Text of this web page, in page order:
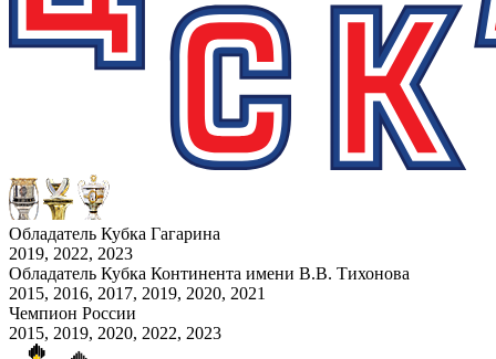
Обладатель Кубка Гагарина
2019, 2022, 2023
Обладатель Кубка Континента имени В.В. Тихонова
2015, 2016, 2017, 2019, 2020, 2021
Чемпион России
2015, 2019, 2020, 2022, 2023